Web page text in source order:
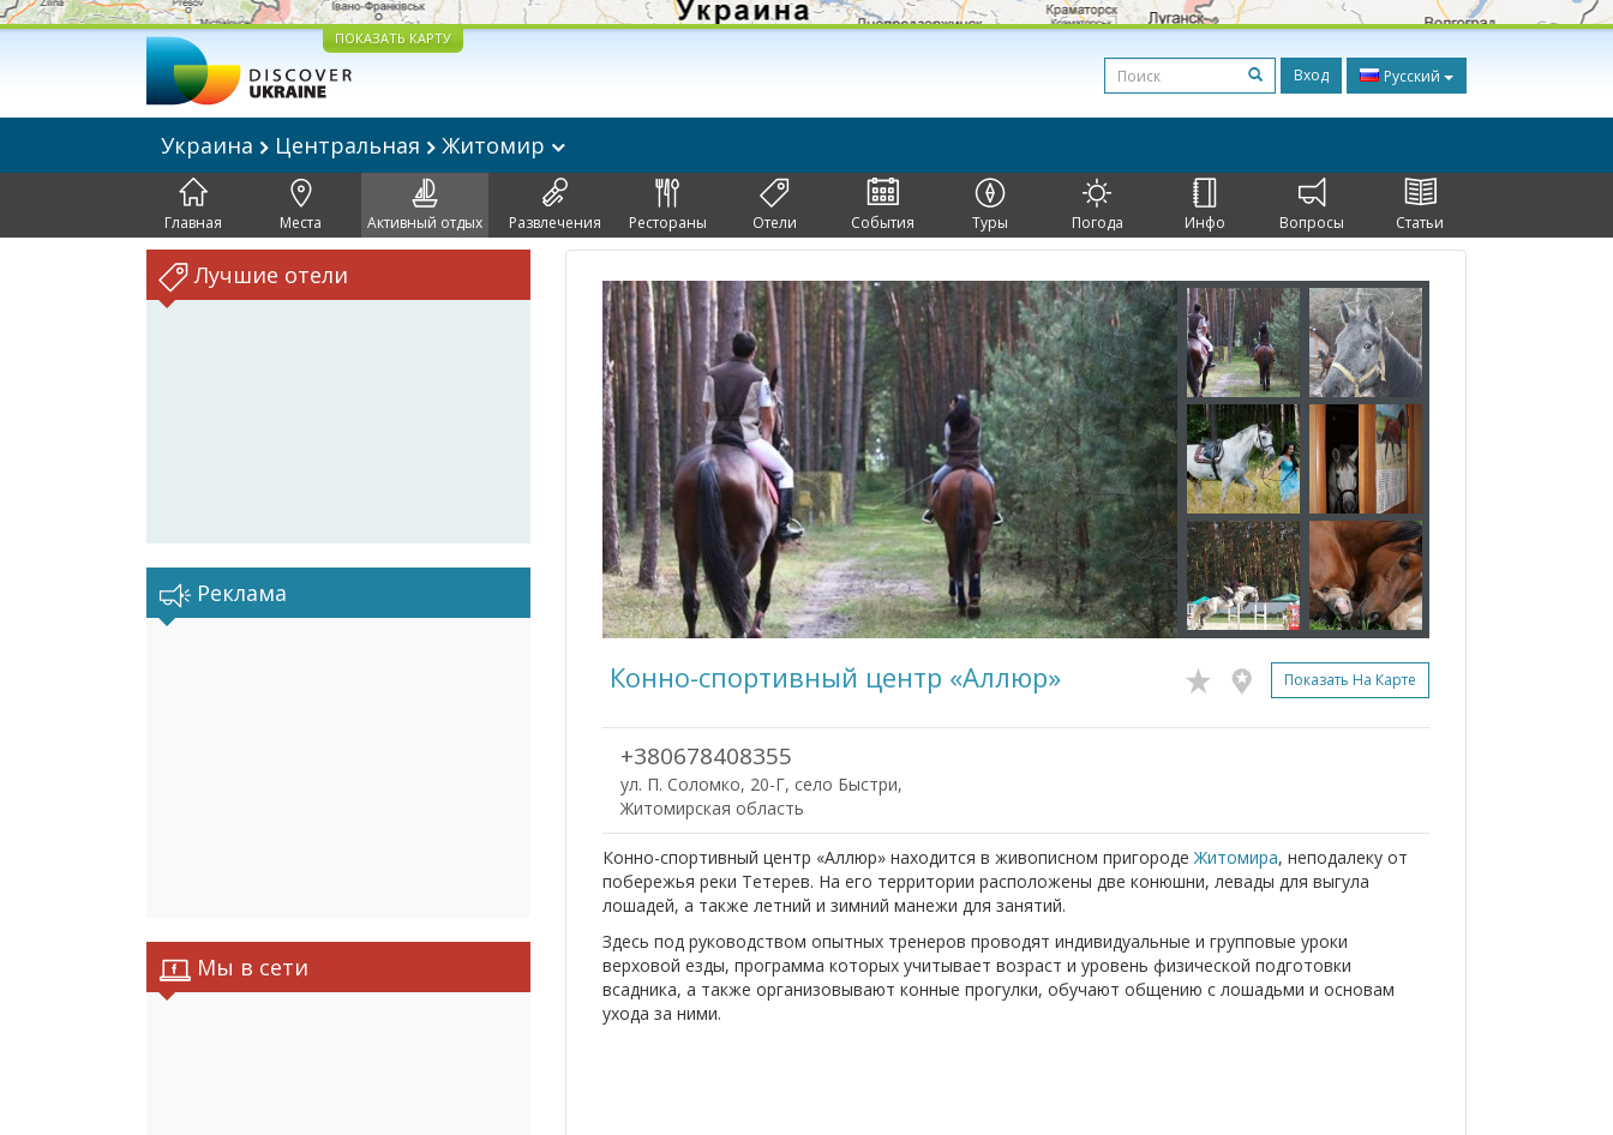
ПОКАЗАТЬ КАРТУ
Вход Русский
Украина Центральная Житомир
Главная Места Активный отдых Развлечения Рестораны Отели События Туры Погода Инфо Вопросы Статьи
Лучшие отели
Реклама
Мы в сети
Конно-спортивный центр «Аллюр» Показать На Карте
+380678408355
ул. П. Соломко, 20-Г, село Быстри,
Житомирская область
Конно-спортивный центр «Аллюр» находится в живописном пригородеЖитомира, неподалеку от
побережья реки Тетерев. На его территории расположены две конюшни, левады для выгула
лошадей, а также летний и зимний манежи для занятий.
Здесь под руководством опытных тренеров проводят индивидуальные и групповые уроки
верховой езды, программа которых учитывает возраст и уровень физической подготовки
всадника, а также организовывают конные прогулки, обучают общению с лошадьми и основам
ухода за ними.